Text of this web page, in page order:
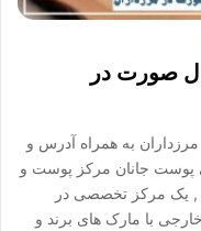
صورت در
به همراه آدرس و
پوست جانان مرکز پوست و
, یک مرکز تخصصی در
با مارک های برند و